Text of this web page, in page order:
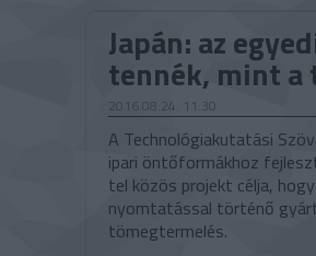
Japán: az
tennék, mint
2016.08.24. 11:30
A Technológiakutatási
ipari öntőformákhoz
tel közös projekt célja,
nyomtatással történő
tömegtermelés.